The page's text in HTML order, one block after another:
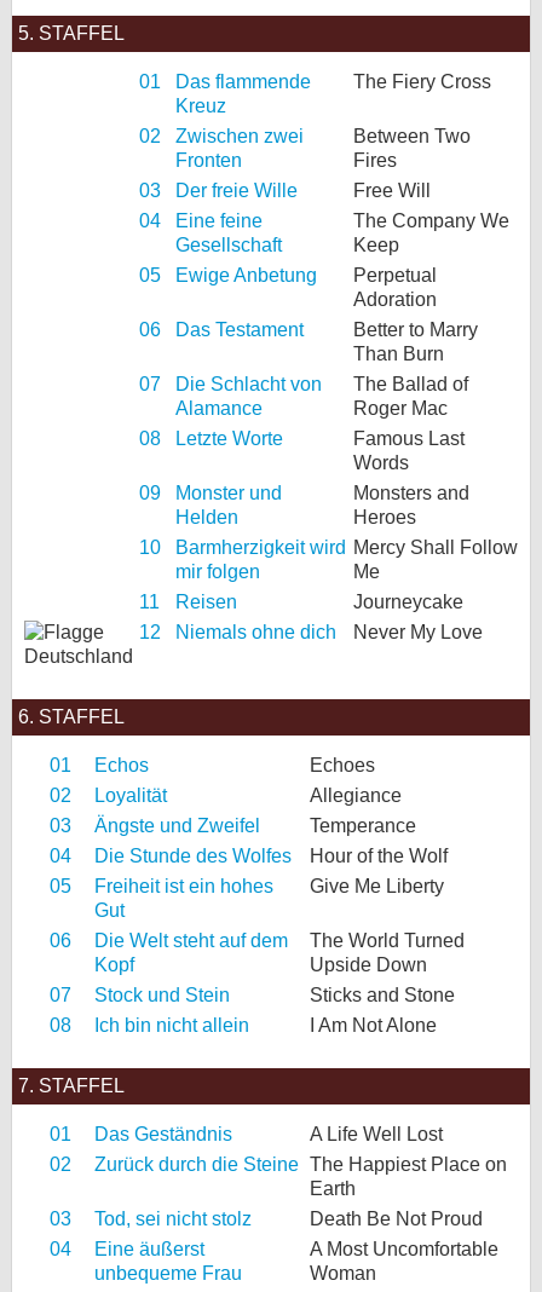
5. STAFFEL
01
Das flammende
Kreuz
The Fiery Cross
02
Zwischen zwei
Fronten
Between Two
Fires
03
Der freie Wille
Free Will
04
Eine feine
Gesellschaft
The Company We
Keep
05
Ewige Anbetung
Perpetual
Adoration
06
Das Testament
Better to Marry
Than Burn
07
Die Schlacht von
Alamance
The Ballad of
Roger Mac
08
Letzte Worte
Famous Last
Words
09
Monster und
Helden
Monsters and
Heroes
10
Barmherzigkeit wird
mir folgen
Mercy Shall Follow
Me
11
Reisen
Journeycake
12
Niemals ohne dich Never My Love
6. STAFFEL
01 Echos
Echoes
02
Loyalität
Allegiance
03
Ängste und Zweifel
Temperance
04
Die Stunde des Wolfes
Hour of the Wolf
05
Freiheit ist ein hohes
Gut
Give Me Liberty
06
Die Welt steht auf dem
Kopf
The World Turned
Upside Down
07
Stock und Stein
Sticks and Stone
08
Ich bin nicht allein I Am Not Alone
7. STAFFEL
01 Das Geständnis
A Life Well Lost
02
Zurück durch die Steine The Happiest Place on
Earth
03
Tod, sei nicht stolz
Death Be Not Proud
04
Eine äußerst
unbequeme Frau
A Most Uncomfortable
Woman